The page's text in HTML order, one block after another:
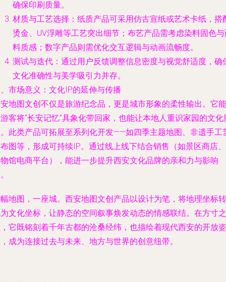
确保印刷质量。
材质与工艺选择：纸质产品可采用仿古宣纸或艺术卡纸，搭
烫金、UV浮雕等工艺突出细节；布艺产品需考虑染料固色
料质感；数字产品则需优化交互逻辑与动画流畅度。
测试与迭代：通过用户反馈调整信息密度与视觉舒适度，确
文化准确性与美学吸引力并存。
市场意义：文化IP的延伸与传播
地图文创不仅是旅游纪念品，更是城市形象的柔性输出。它能
客将“长安记忆”具象化带回家，也能让本地人重识家园的文化
此类产品可拓展至系列化开发——如四季主题地图、非遗手工
图等，形成可持续IP。通过线上线下结合销售（如景区商店、
馆电商平台），能进一步提升西安文化品牌的亲和力与影响
地图，一座城。西安地图文创产品以设计为笔，将地理坐标转
文化坐标，让静态的空间叙事焕发动态的情感联结。在方寸之
它既铭刻着千年古都的沧桑经纬，也描绘着现代西安的开放姿
成为连接过去与未来、地方与世界的创意纽带。